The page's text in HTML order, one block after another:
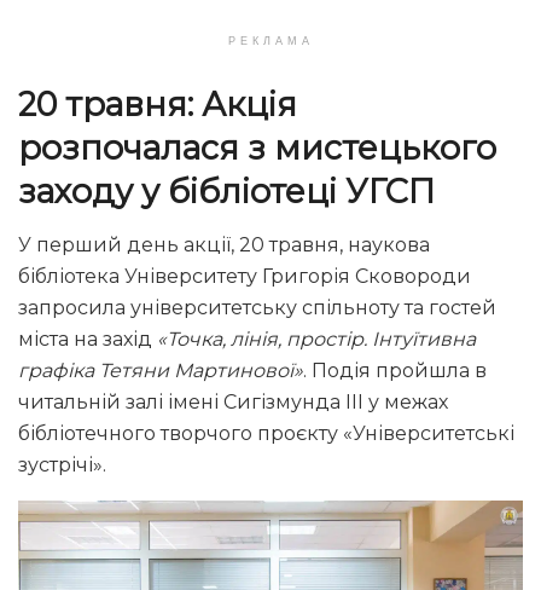
РЕКЛАМА
20 травня: Акція
розпочалася з мистецького
заходу у бібліотеці УГСП
У перший день акції, 20 травня, наукова
бібліотека Університету Григорія Сковороди
запросила університетську спільноту та гостей
міста на захід «Точка, лінія, простір. Інтуїтивна
графіка Тетяни Мартинової». Подія пройшла в
читальній залі імені Сигізмунда ІІІ у межах
бібліотечного творчого проєкту «Університетські
зустрічі».